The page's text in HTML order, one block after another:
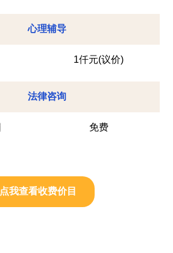
心理辅导
1仟元(议价)
法律咨询
免费
点我查看收费价目